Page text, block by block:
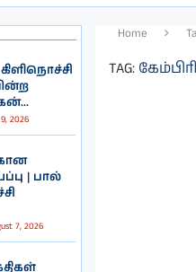
2026
| பால்
7, 2026
Home
TAG: